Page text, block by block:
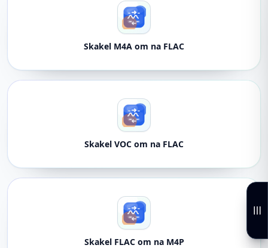
Skakel M4A om na FLAC
Skakel VOC om na FLAC
Skakel FLAC om na M4P